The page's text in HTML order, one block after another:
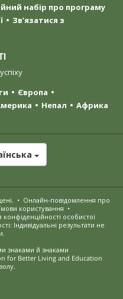
набір про програму
Зв’язатися з
Європа
Непал Африка
• Онлайн-повідомлення про
користування •
особистої
Індивідуальні результати не
знаками й знаками
for Better Living and Education